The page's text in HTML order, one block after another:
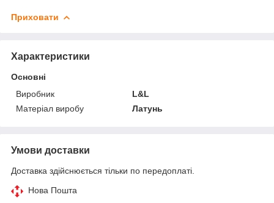
Приховати
Характеристики
Основні
Виробник
L&L
Матеріал виробу
Латунь
Умови доставки
Доставка здійснюється тільки по передоплаті.
Нова Пошта